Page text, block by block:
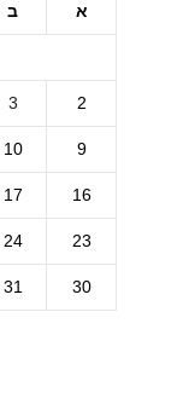
א ב
2
3
9
10
16
17
23
24
30
31